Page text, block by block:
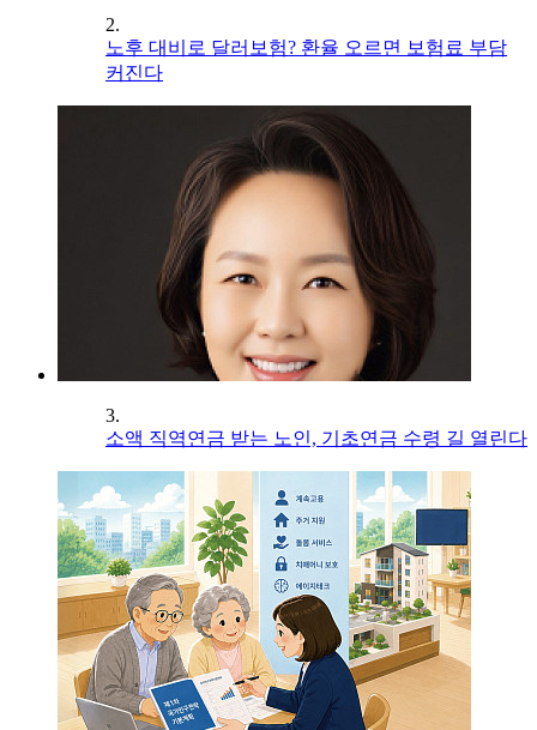
2.
노후 대비로 달러보험? 환율 오르면 보험료 부담
커진다
3.
소액 직역연금 받는 노인, 기초연금 수령 길 열린다